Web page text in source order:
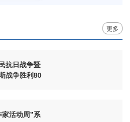
更多
抗日战争暨
战争胜利80
活动周”系